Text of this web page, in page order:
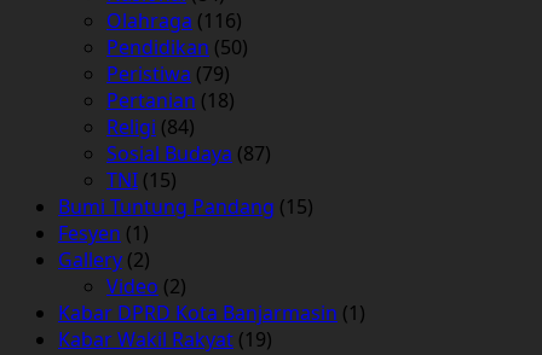
Olahraga (116)
Pendidikan (50)
Peristiwa (79)
Pertanian (18)
Religi (84)
Sosial Budaya (87)
TNI (15)
Bumi Tuntung Pandang (15)
Fesyen (1)
Gallery (2)
Video (2)
Kabar DPRD Kota Banjarmasin (1)
Kabar Wakil Rakyat (19)